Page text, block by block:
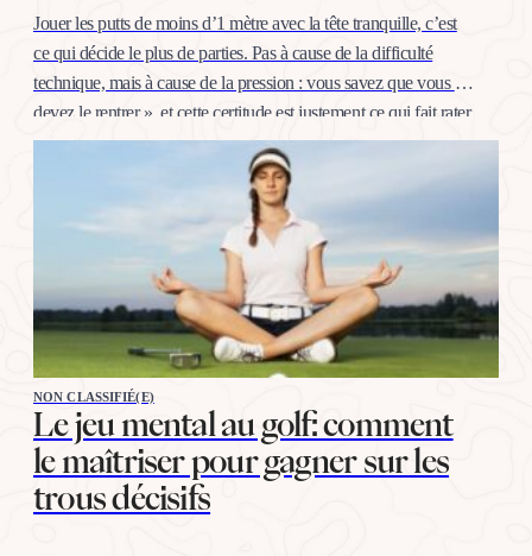
Jouer les putts de moins d’1 mètre avec la tête tranquille, c’est
ce qui décide le plus de parties. Pas à cause de la difficulté
technique, mais à cause de la pression : vous savez que vous «
devez le rentrer », et cette certitude est justement ce qui fait rater.
La bonne nouvelle, c’est…
NON CLASSIFIÉ(E)
Le jeu mental au golf: comment
le maîtriser pour gagner sur les
trous décisifs